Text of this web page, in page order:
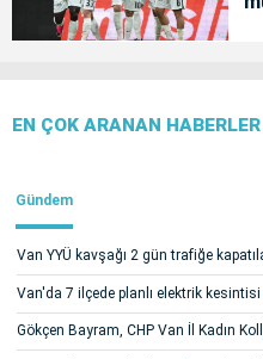
EN ÇOK ARANAN HABERLER
Gündem
Van YYÜ kavşağı 2 gün trafiğe
Van'da 7 ilçede planlı elektrik
Gökçen Bayram, CHP Van İl Kadın